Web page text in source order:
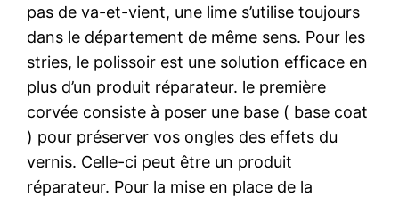
pas de va-et-vient, une lime s’utilise toujours
dans le département de même sens. Pour les
stries, le polissoir est une solution efficace en
plus d’un produit réparateur. le première
corvée consiste à poser une base ( base coat
) pour préserver vos ongles des effets du
vernis. Celle-ci peut être un produit
réparateur. Pour la mise en place de la